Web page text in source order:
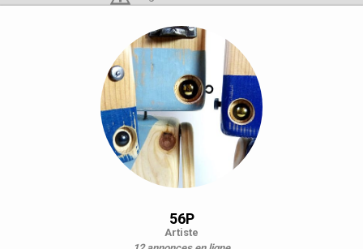
56P
Artiste